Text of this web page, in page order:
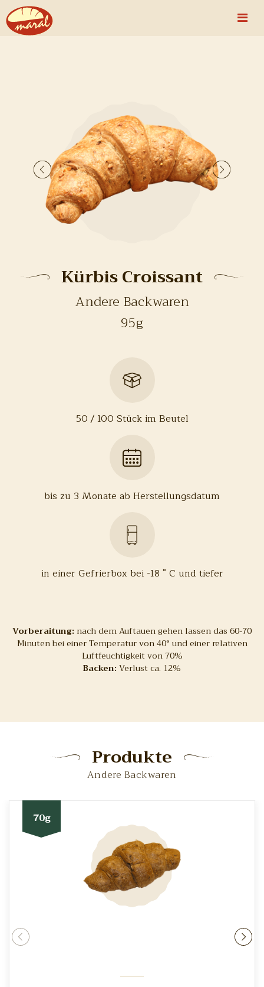
Kürbis Croissant
Andere Backwaren
95g
50 / 100 Stück im Beutel
bis zu 3 Monate ab Herstellungsdatum
in einer Gefrierbox bei -18 ° C und tiefer
Vorberaitung: nach dem Auftauen gehen lassen das 60-70
Minuten bei einer Temperatur von 40° und einer relativen
Luftfeuchtigkeit von 70%
Backen: Verlust ca. 12%
Produkte
Andere Backwaren
70g